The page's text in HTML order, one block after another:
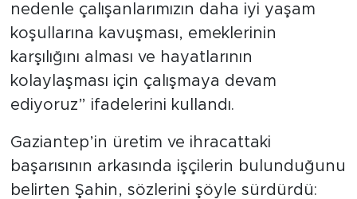
nedenle çalışanlarımızın daha iyi yaşam
koşullarına kavuşması, emeklerinin
karşılığını alması ve hayatlarının
kolaylaşması için çalışmaya devam
ediyoruz” ifadelerini kullandı.
Gaziantep’in üretim ve ihracattaki
başarısının arkasında işçilerin bulunduğunu
belirten Şahin, sözlerini şöyle sürdürdü: